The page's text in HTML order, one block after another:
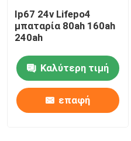
Ip67 24v Lifepo4
μπαταρία 80ah 160ah
240ah
Καλύτερη τιμή
επαφή